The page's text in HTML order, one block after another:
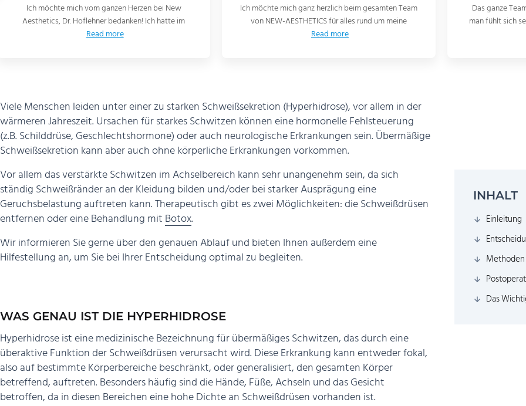
Ich möchte mich ganz herzlich beim gesamten Team
von NEW-AESTHETICS für alles rund um meine
Read more
Das ganze Team fachlich kompetent, freundlich,
man fühlt sich sehr gut aufgehoben. Auf jeden Fall
Read more
Ich möchte
Team und
Viele Menschen leiden unter einer zu starken Schweißsekretion (Hyperhidrose), vor allem in der
wärmeren Jahreszeit. Ursachen für starkes Schwitzen können eine hormonelle Fehlsteuerung
(z.B. Schilddrüse, Geschlechtshormone) oder auch neurologische Erkrankungen sein. Übermäßige
Schweißsekretion kann aber auch ohne körperliche Erkrankungen vorkommen.
Vor allem das verstärkte Schwitzen im Achselbereich kann sehr unangenehm sein, da sich
ständig Schweißränder an der Kleidung bilden und/oder bei starker Ausprägung eine
Geruchsbelastung auftreten kann. Therapeutisch gibt es zwei Möglichkeiten: dieSchweißdrüsen
entfernenoder eine Behandlung mit Botox.
Wir informieren Sie gerne über den genauen Ablauf und bieten Ihnen außerdem eine
Hilfestellung an, um Sie bei Ihrer Entscheidung optimal zu begleiten.
WAS GENAU IST DIE HYPERHIDROSE
Hyperhidrose ist eine medizinische Bezeichnung für übermäßiges Schwitzen, das durch eine
überaktive Funktion der Schweißdrüsen verursacht wird. Diese Erkrankung kann entweder fokal,
also auf bestimmte Körperbereiche beschränkt, oder generalisiert, den gesamten Körper
betreffend, auftreten. Besonders häufig sind die Hände, Füße, Achseln und das Gesicht
betroffen, da in diesen Bereichen eine hohe Dichte an Schweißdrüsen vorhanden ist.
INHALT
Einleitung
Das